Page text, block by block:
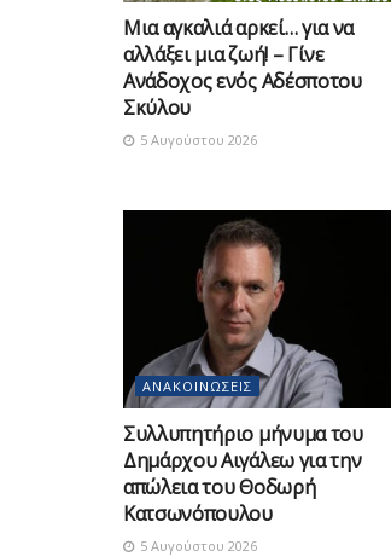
Μια αγκαλιά αρκεί… για να
αλλάξει μια ζωή! – Γίνε
Ανάδοχος ενός Αδέσποτου
Σκύλου
5 Αυγούστου 2026
ΑΝΑΚΟΙΝΏΣΕΙΣ
Συλλυπητήριο μήνυμα του
Δημάρχου Αιγάλεω για την
απώλεια του Θοδωρή
Κατσωνόπουλου
5 Αυγούστου 2026